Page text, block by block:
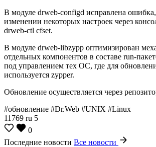
В модуле drweb-configd исправлена
изменении некоторых настроек через
drweb-ctl cfset.
В модуле drweb-libzypp оптимизирован
отдельных компонентов в составе run-
под управлением тех ОС, где для
используется zypper.
Обновление осуществляется через
#обновление #Dr.Web #UNIX #Linux
11769 ru 5
0
Последние новости Все новости